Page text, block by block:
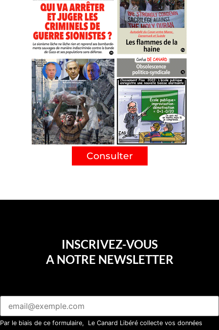
Consulter
INSCRIVEZ-VOUS
A NOTRE NEWSLETTER
Par le biais de ce formulaire, Le Canard Libéré collecte vos données